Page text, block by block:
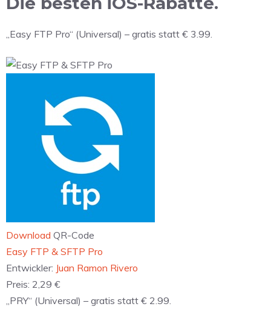
„Easy FTP Pro“ (Universal) – gratis statt € 3.99.
Download QR-Code
‎Easy FTP & SFTP Pro
Entwickler: Juan Ramon Rivero
Preis: 2,29 €
„PRY“ (Universal) – gratis statt € 2.99.